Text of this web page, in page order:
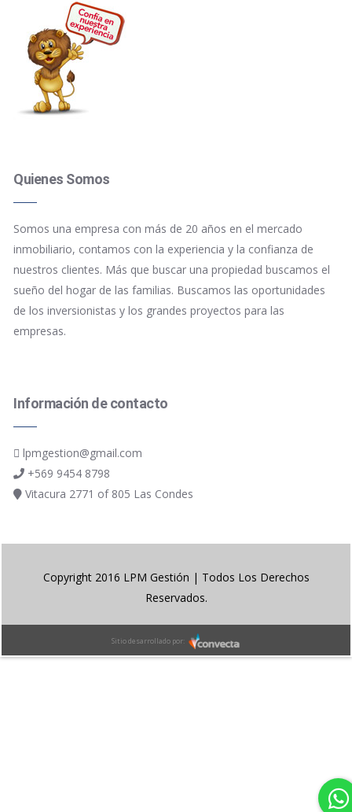
Quienes Somos
Somos una empresa con más de 20 años en el mercado
inmobiliario, contamos con la experiencia y la confianza de
nuestros clientes. Más que buscar una propiedad buscamos el
sueño del hogar de las familias. Buscamos las oportunidades
de los inversionistas y los grandes proyectos para las
empresas.
Información de contacto
lpmgestion@gmail.com
+569 9454 8798
Vitacura 2771 of 805 Las Condes
Copyright 2016 LPM Gestión | Todos Los Derechos
Reservados.
Sitio desarrollado por: